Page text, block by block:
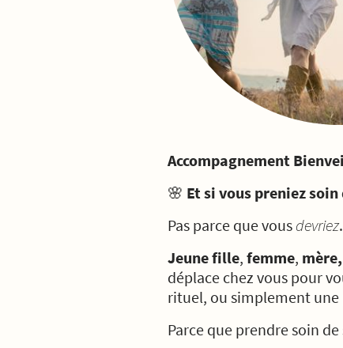
Accompagnement
🌸 Et si vous preniez
Pas parce que vous devriez
Jeune fille, femme, mère,
déplace chez vous pour
rituel, ou simplement une
Parce que prendre soin